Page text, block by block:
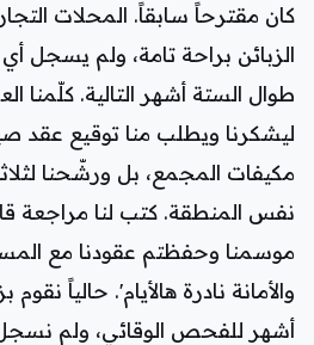
كان مقترحاً سابقاً. المحلات
الزبائن براحة تامة، ولم
طوال الستة أشهر التالية. كلّمنا
ليشكرنا ويطلب منا توقيع عقد
مكيفات المجمع، بل ورشّحنا
نفس المنطقة. كتب لنا مراجعة
موسمنا وحفظتم عقودنا مع
والأمانة نادرة هالأيام'. حالياً نقوم
أشهر للفحص الوقائي، ولم